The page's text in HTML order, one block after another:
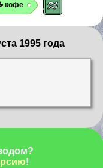
кофе
1995 года
!